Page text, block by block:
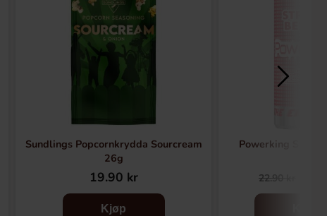
Sundlings Popcornkrydda Sourcream
26g
19.90 kr
Kjøp
Powerking
22.90 kr